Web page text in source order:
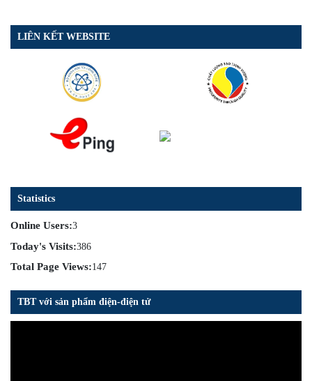
LIÊN KẾT WEBSITE
Statistics
Online Users:3
Today's Visits:386
Total Page Views:147
TBT với sản phẩm điện-điện tử